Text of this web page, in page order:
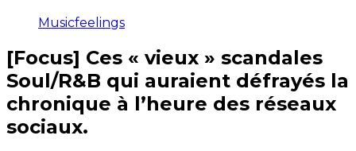
Musicfeelings
[Focus] Ces « vieux » scandales
Soul/R&B qui auraient défrayés la
chronique à l’heure des réseaux
sociaux.